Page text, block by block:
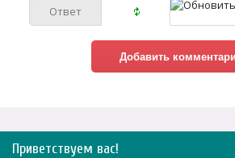
Приветствуем вас!